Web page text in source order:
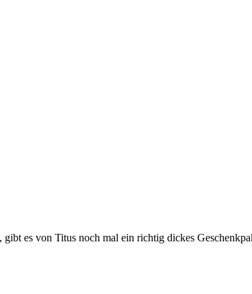
es von Titus noch mal ein richtig dickes